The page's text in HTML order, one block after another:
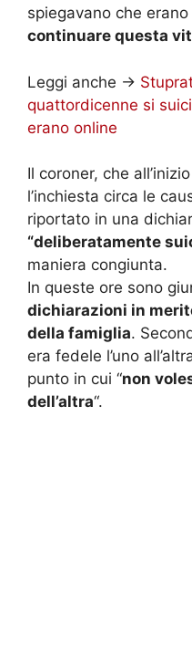
spiegavano che erano
continuare questa
Leggi anche ->
quattordicenne si
erano online
Il coroner, che
l’inchiesta circa le
riportato in una
“deliberatamente
maniera congiunta.
In queste ore sono
dichiarazioni in
della famiglia.
era fedele l’uno
punto in cui “non
dell’altra“.